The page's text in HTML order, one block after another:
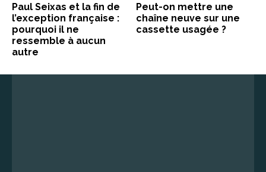
Paul Seixas et la fin de
l’exception française :
pourquoi il ne
ressemble à aucun
autre
Peut-on mettre une
chaîne neuve sur une
cassette usagée ?